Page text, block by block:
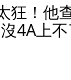
狂！他
4A上不